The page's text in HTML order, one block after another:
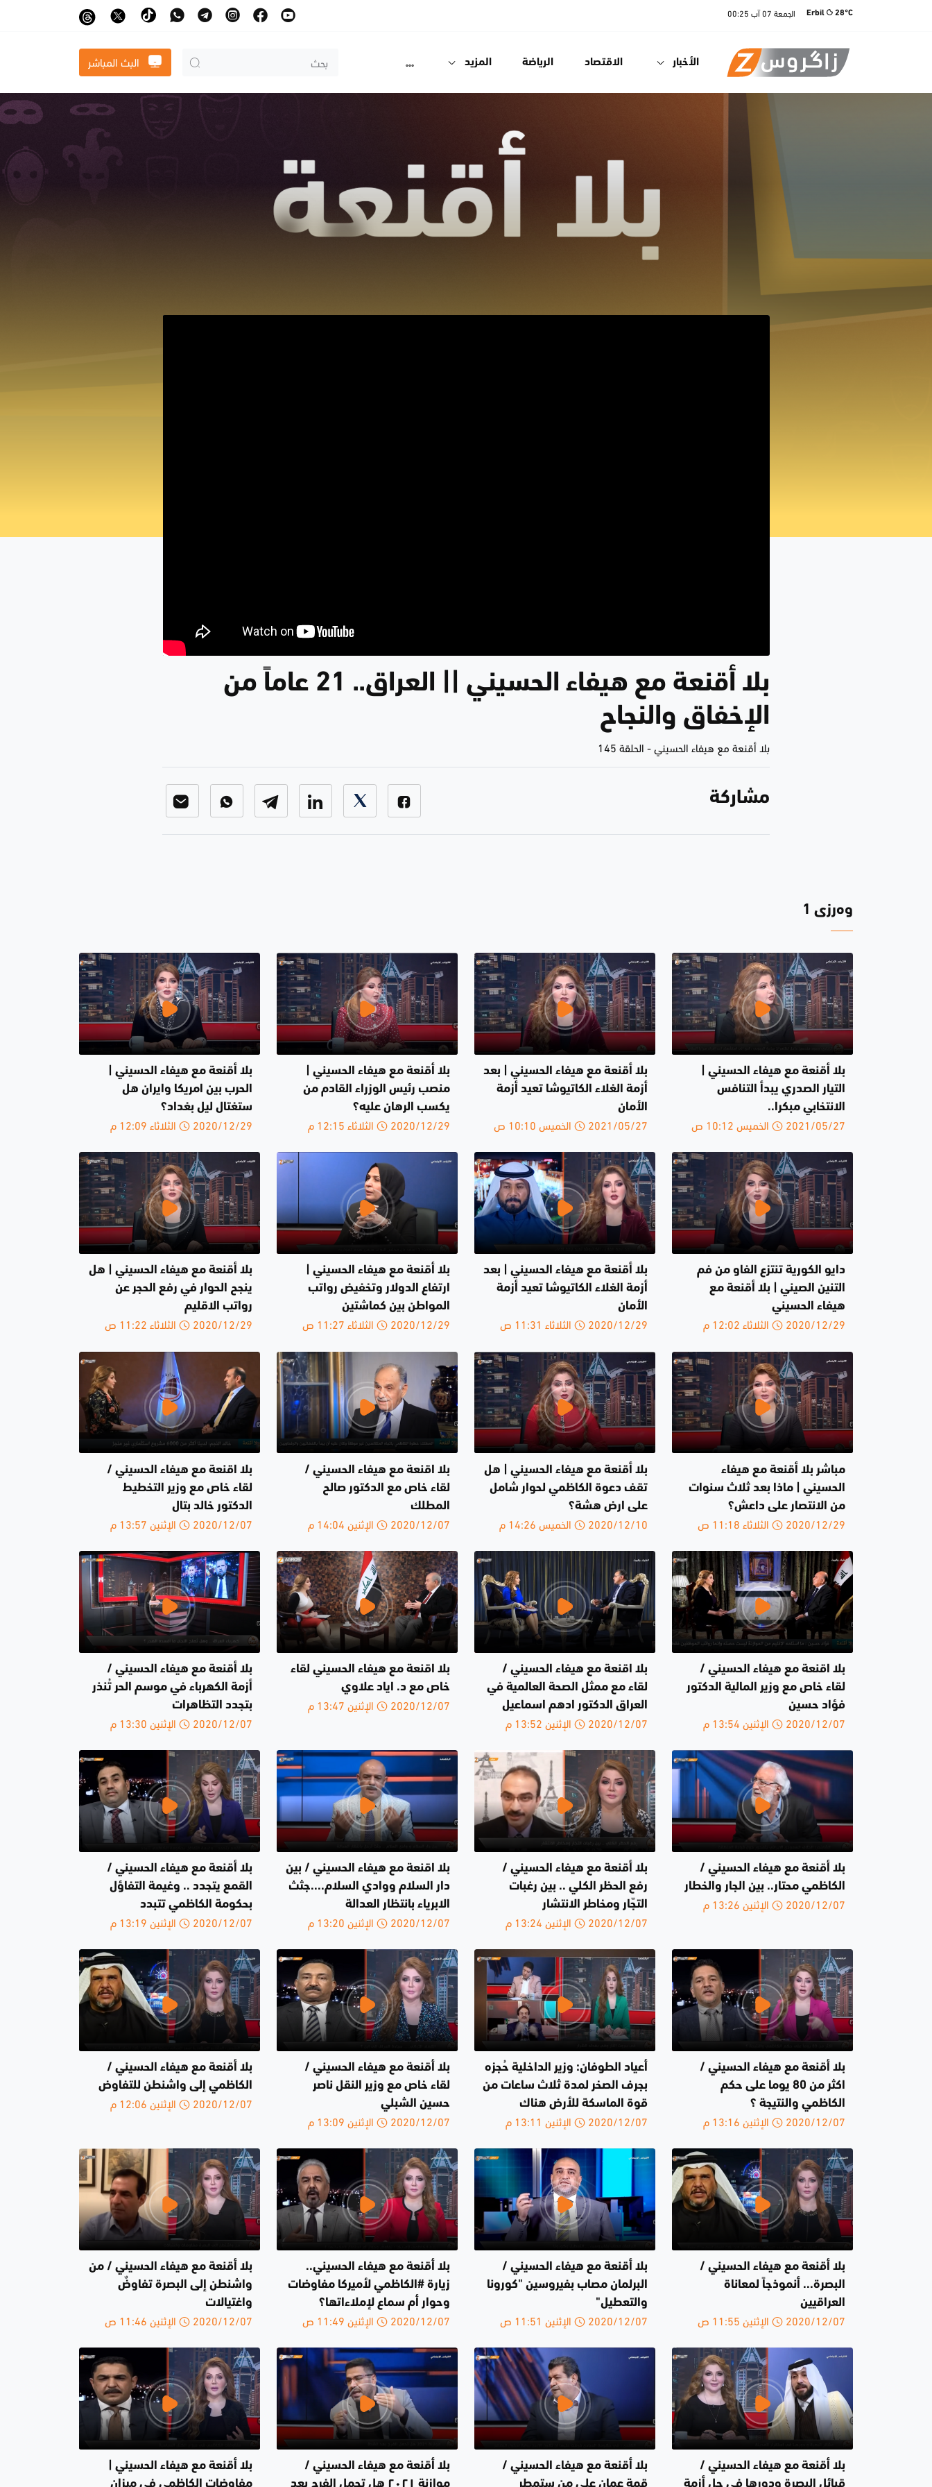
Erbil 28°C الجمعة 07 آب 00:25
الأخبار الاقتصاد الرياضة المزيد البث المباشر
بلا أقنعة مع هيفاء الحسيني || العراق.. 21 عاماً من
الإخفاق والنجاح
بلا أقنعة مع هيفاء الحسيني- الحلقة 145
مشاركة
وەرزی 1
بلا أقنعة مع هيفاء الحسيني |
التيار الصدري يبدأ التنافس
الانتخابي مبكرا..
2021/05/27 الخميس 10:12 ص
بلا أقنعة مع هيفاء الحسيني | بعد
أزمة الغلاء الكاتيوشا تعيد أزمة
الأمان
2021/05/27 الخميس 10:10 ص
بلا أقنعة مع هيفاء الحسيني |
منصب رئيس الوزراء القادم من
يكسب الرهان عليه؟
2020/12/29 الثلاثاء 12:15 م
بلا أقنعة مع هيفاء الحسيني |
الحرب بين امريكا وايران هل
ستغتال ليل بغداد؟
2020/12/29 الثلاثاء 12:09 م
دايو الكورية تنتزع الفاو من فم
التنين الصيني | بلا أقنعة مع
هيفاء الحسيني
2020/12/29 الثلاثاء 12:02 م
بلا أقنعة مع هيفاء الحسيني | بعد
أزمة الغلاء الكاتيوشا تعيد أزمة
الأمان
2020/12/29 الثلاثاء 11:31 ص
بلا أقنعة مع هيفاء الحسيني |
ارتفاع الدولار وتخفيض رواتب
المواطن بين كماشتين
2020/12/29 الثلاثاء 11:27 ص
بلا أقنعة مع هيفاء الحسيني | هل
ينجح الحوار في رفع الحجر عن
رواتب الاقليم
2020/12/29 الثلاثاء 11:22 ص
مباشر بلا أقنعة مع هيفاء
الحسيني | ماذا بعد ثلاث سنوات
من الانتصار على داعش؟
2020/12/29 الثلاثاء 11:18 ص
بلا أقنعة مع هيفاء الحسيني | هل
تقف دعوة الكاظمي لحوار شامل
على ارض هشة؟
2020/12/10 الخميس 14:26 م
بلا اقنعة مع هيفاء الحسيني /
لقاء خاص مع الدكتور صالح
المطلك
2020/12/07 الإثنين 14:04 م
بلا اقنعة مع هيفاء الحسيني /
لقاء خاص مع وزير التخطيط
الدكتور خالد بتال
2020/12/07 الإثنين 13:57 م
بلا اقنعة مع هيفاء الحسيني /
لقاء خاص مع وزير المالية الدكتور
فؤاد حسين
2020/12/07 الإثنين 13:54 م
بلا اقنعة مع هيفاء الحسيني /
لقاء مع ممثل الصحة العالمية في
العراق الدكتور ادهم اسماعيل
2020/12/07 الإثنين 13:52 م
بلا اقنعة مع هيفاء الحسيني لقاء
خاص مع د. اياد علاوي
2020/12/07 الإثنين 13:47 م
بلا أقنعة مع هيفاء الحسيني /
أزمة الكهرباء في موسم الحر تُنذر
بتجدد التظاهرات
2020/12/07 الإثنين 13:30 م
بلا أقنعة مع هيفاء الحسيني /
الكاظمي محتار.. بين الجار والخطار
2020/12/07 الإثنين 13:26 م
بلا أقنعة مع هيفاء الحسيني /
رفع الحظر الكلي .. بين رغبات
التجّار ومخاطر الانتشار
2020/12/07 الإثنين 13:24 م
بلا اقنعة مع هيفاء الحسيني / بين
دار السلام ووادي السلام....جثث
الابرياء بانتظار العدالة
2020/12/07 الإثنين 13:20 م
بلا أقنعة مع هيفاء الحسيني /
القمع يتجدد .. وغيمة التفاؤل
بحكومة الكاظمي تتبدد
2020/12/07 الإثنين 13:19 م
بلا أقنعة مع هيفاء الحسيني /
اكثر من 80 يوما على حكم
الكاظمي والنتيجة ؟
2020/12/07 الإثنين 13:16 م
أعياد الطوفان: وزير الداخلية حُجزه
بجرف الصخر لمدة ثلاث ساعات من
قوة الماسكة للأرض هناك
2020/12/07 الإثنين 13:11 م
بلا أقنعة مع هيفاء الحسيني /
لقاء خاص مع وزير النقل ناصر
حسين الشبلي
2020/12/07 الإثنين 13:09 م
بلا أقنعة مع هيفاء الحسيني /
الكاظمي إلى واشنطن للتفاوض
2020/12/07 الإثنين 12:06 م
بلا أقنعة مع هيفاء الحسيني /
البصرة... أنموذجاً لمعاناة
العراقيين
2020/12/07 الإثنين 11:55 ص
بلا أقنعة مع هيفاء الحسيني /
البرلمان مصاب بفيروسين "كورونا
والتعطيل"
2020/12/07 الإثنين 11:51 ص
بلا أقنعة مع هيفاء الحسيني..
زيارة #الكاظمي لأميركا مفاوضات
وحوار أم سماع لإملاءاتها؟
2020/12/07 الإثنين 11:49 ص
بلا أقنعة مع هيفاء الحسيني / من
واشنطن إلى البصرة تفاوضٌ
واغتيالات
2020/12/07 الإثنين 11:46 ص
بلا أقنعة مع هيفاء الحسيني /
قبائل البصرة ودورها في حل أزمة
بلا أقنعة مع هيفاء الحسيني /
قمة عمان على من ستمطر
بلا أقنعة مع هيفاء الحسيني /
موازنة ٢٠٢١ هل تحمل الفرج بعد
بلا أقنعة مع هيفاء الحسيني |
مفاوضات الكاظمي في ميزان